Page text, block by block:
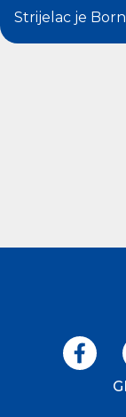
Strijelac je